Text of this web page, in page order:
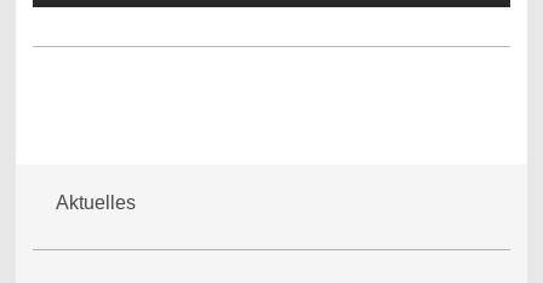
Aktuelles